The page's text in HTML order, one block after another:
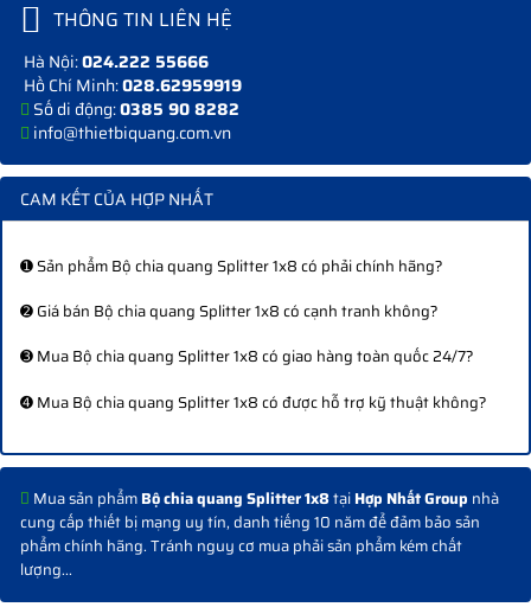
THÔNG TIN LIÊN HỆ
Hà Nội:024.222 55666
Hồ Chí Minh:028.62959919
Số di động:0385 90 8282
info@thietbiquang.com.vn
CAM KẾT CỦA HỢP NHẤT
➊ Sản phẩm Bộ chia quang Splitter 1x8 có phải chính hãng?
➋ Giá bán Bộ chia quang Splitter 1x8 có cạnh tranh không?
➌ Mua Bộ chia quang Splitter 1x8 có giao hàng toàn quốc 24/7?
➍ Mua Bộ chia quang Splitter 1x8 có được hỗ trợ kỹ thuật không?
Mua sản phẩmBộ chia quang Splitter 1x8tạiHợp Nhất Group nhà
cung cấp thiết bị mạng uy tín, danh tiếng 10 năm để đảm bảo sản
phẩm chính hãng. Tránh nguy cơ mua phải sản phẩm kém chất
lượng...